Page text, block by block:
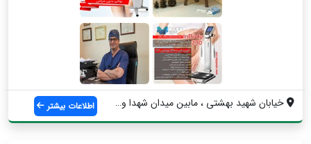
خیابان شهید بهشتی ، مابین میدان شهدا و چ... اطلاعات بیشتر